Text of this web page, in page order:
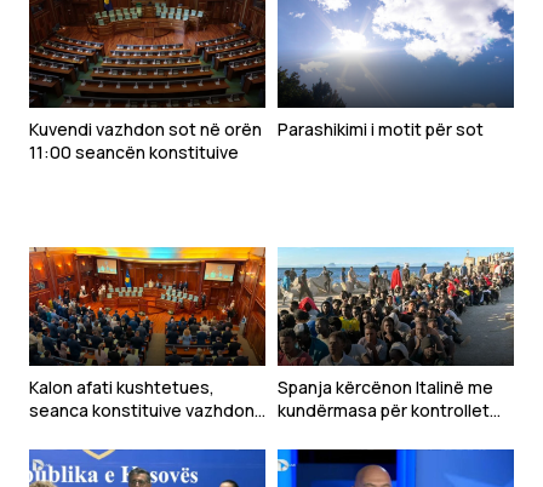
Kuvendi vazhdon sot në orën
11:00 seancën konstituive
Parashikimi i motit për sot
Kalon afati kushtetues,
seanca konstituive vazhdon
Spanja kërcënon Italinë me
kundërmasa për kontrollet